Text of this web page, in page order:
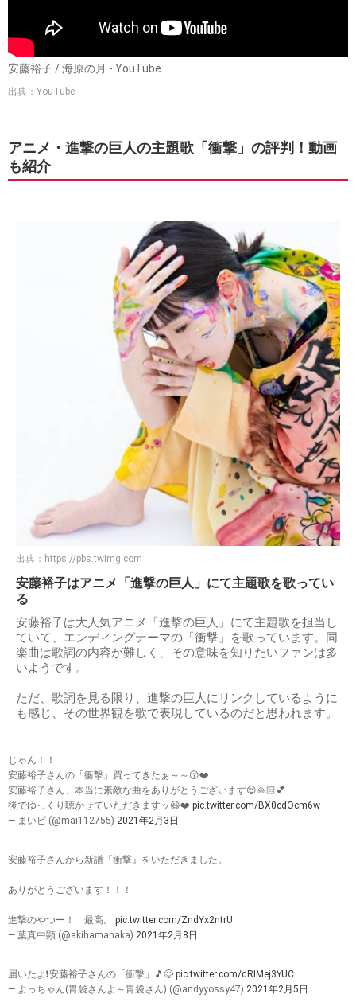
安藤裕子 / 海原の月 - YouTube
出典：YouTube
アニメ・進撃の巨人の主題歌「衝撃」の評判！動画
も紹介
出典： https://pbs.twimg.com
安藤裕子はアニメ「進撃の巨人」にて主題歌を歌ってい
る
安藤裕子は大人気アニメ「進撃の巨人」にて主題歌を担当し
ていて、エンディングテーマの「衝撃」を歌っています。同
楽曲は歌詞の内容が難しく、その意味を知りたいファンは多
いようです。
ただ、歌詞を見る限り、進撃の巨人にリンクしているように
も感じ、その世界観を歌で表現しているのだと思われます。
じゃん！！
安藤裕子さんの「衝撃」買ってきたぁ～～😚❤️
安藤裕子さん、本当に素敵な曲をありがとうございます😌🙏🏻💕
後でゆっくり聴かせていただきますッ😆❤️ pic.twitter.com/BX0cdOcm6w
— まいピ (@mai112755) 2021年2月3日
安藤裕子さんから新譜『衝撃』をいただきました。
ありがとうございます！！！
進撃のやつー！ 最高。 pic.twitter.com/ZndYx2ntrU
— 葉真中顕 (@akihamanaka) 2021年2月8日
届いたよ❗安藤裕子さんの「衝撃」🎵😊 pic.twitter.com/dRIMej3YUC
— よっちゃん(胃袋さんよ～胃袋さん) (@andyyossy47) 2021年2月5日